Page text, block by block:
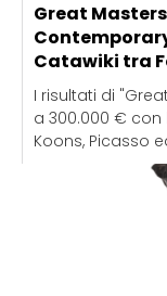
Great
Catawiki tra
I risultati di
a 300.000 €
Koons, Picasso